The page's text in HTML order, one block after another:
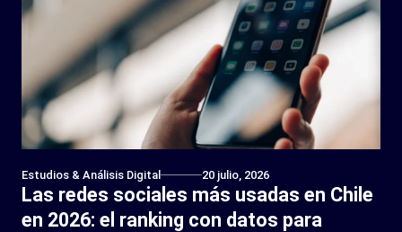
Estudios & Análisis Digital 20 julio, 2026
Las redes sociales más usadas en Chile
en 2026: el ranking con datos para